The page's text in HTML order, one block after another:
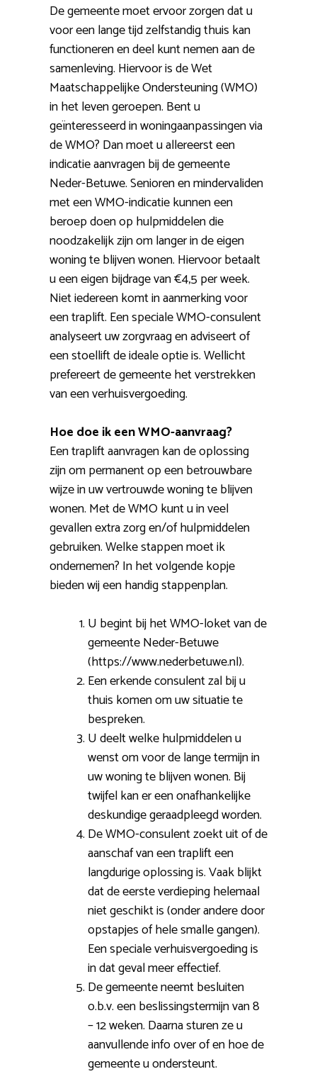
De gemeente moet ervoor zorgen dat u
voor een lange tijd zelfstandig thuis kan
functioneren en deel kunt nemen aan de
samenleving. Hiervoor is de Wet
Maatschappelijke Ondersteuning (WMO)
in het leven geroepen. Bent u
geïnteresseerd in woningaanpassingen via
de WMO? Dan moet u allereerst een
indicatie aanvragen bij de gemeente
Neder-Betuwe. Senioren en mindervaliden
met een WMO-indicatie kunnen een
beroep doen op hulpmiddelen die
noodzakelijk zijn om langer in de eigen
woning te blijven wonen. Hiervoor betaalt
u een eigen bijdrage van €4,5 per week.
Niet iedereen komt in aanmerking voor
een traplift. Een speciale WMO-consulent
analyseert uw zorgvraag en adviseert of
een stoellift de ideale optie is. Wellicht
prefereert de gemeente het verstrekken
van een verhuisvergoeding.
Hoe doe ik een WMO-aanvraag?
Een traplift aanvragen kan de oplossing
zijn om permanent op een betrouwbare
wijze in uw vertrouwde woning te blijven
wonen. Met de WMO kunt u in veel
gevallen extra zorg en/of hulpmiddelen
gebruiken. Welke stappen moet ik
ondernemen? In het volgende kopje
bieden wij een handig stappenplan.
U begint bij het WMO-loket van de
gemeente Neder-Betuwe
(https://www.nederbetuwe.nl).
Een erkende consulent zal bij u
thuis komen om uw situatie te
bespreken.
U deelt welke hulpmiddelen u
wenst om voor de lange termijn in
uw woning te blijven wonen. Bij
twijfel kan er een onafhankelijke
deskundige geraadpleegd worden.
De WMO-consulent zoekt uit of de
aanschaf van een traplift een
langdurige oplossing is. Vaak blijkt
dat de eerste verdieping helemaal
niet geschikt is (onder andere door
opstapjes of hele smalle gangen).
Een speciale verhuisvergoeding is
in dat geval meer effectief.
De gemeente neemt besluiten
o.b.v. een beslissingstermijn van 8
– 12 weken. Daarna sturen ze u
aanvullende info over of en hoe de
gemeente u ondersteunt.